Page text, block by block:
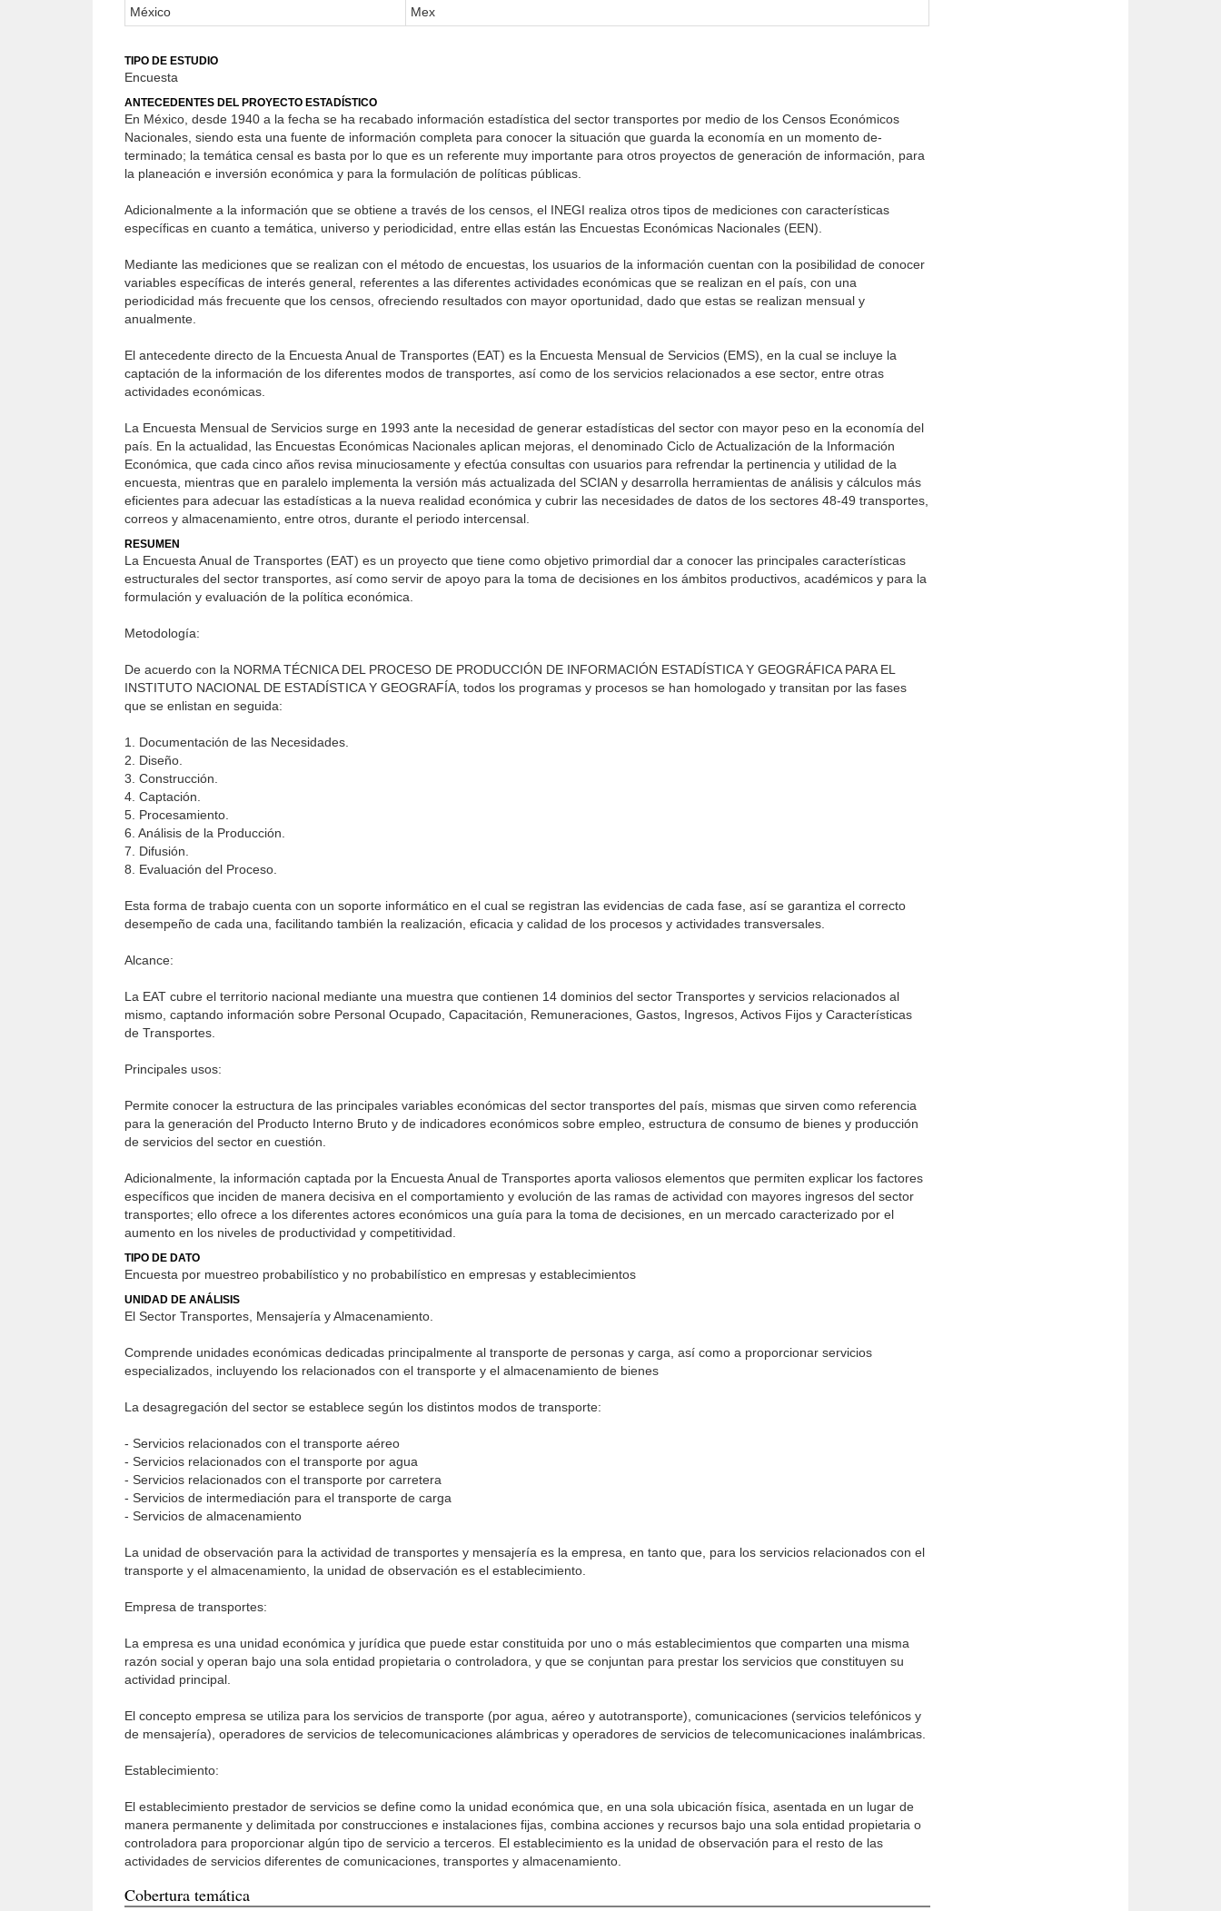
México
Mex
TIPO DE ESTUDIO
Encuesta
ANTECEDENTES DEL PROYECTO ESTADÍSTICO
En México, desde 1940 a la fecha se ha recabado in­formación estadística del sector transportes por medio de los Censos Económicos
Nacionales, siendo esta una fuente de información completa para conocer la situación que guarda la economía en un momento de­
terminado; la temática censal es basta por lo que es un referente muy importante para otros proyectos de generación de información, para
la planeación e in­versión económica y para la formulación de políticas públicas.
Adicionalmente a la información que se obtiene a través de los censos, el INEGI realiza otros tipos de mediciones con características
específicas en cuanto a temática, universo y periodicidad, entre ellas están las Encuestas Económicas Nacionales (EEN).
Mediante las mediciones que se realizan con el método de encuestas, los usuarios de la información cuentan con la posibilidad de conocer
variables espe­cíficas de interés general, referentes a las diferentes actividades económicas que se realizan en el país, con una
periodicidad más frecuente que los censos, ofre­ciendo resultados con mayor oportunidad, dado que estas se realizan mensual y
anualmente.
El antecedente directo de la Encuesta Anual de Transportes (EAT) es la Encuesta Mensual de Servi­cios (EMS), en la cual se incluye la
captación de la in­formación de los diferentes modos de transportes, así como de los servicios relacionados a ese sector, entre otras
actividades económicas.
La Encuesta Mensual de Servicios surge en 1993 ante la necesidad de generar estadísticas del sector con mayor peso en la economía del
país. En la actua­lidad, las Encuestas Económicas Nacionales aplican mejoras, el denominado Ciclo de Actualización de la Información
Económica, que cada cinco años revi­sa minuciosamente y efectúa consultas con usuarios para refrendar la pertinencia y utilidad de la
encuesta, mientras que en paralelo implementa la versión más actualizada del SCIAN y desarrolla herramientas de análisis y cálculos más
eficientes para adecuar las es­tadísticas a la nueva realidad económica y cubrir las necesidades de datos de los sectores 48-49 transportes,
correos y almacenamiento, entre otros, durante el periodo intercensal.
RESUMEN
La Encuesta Anual de Transportes (EAT) es un proyecto que tiene como objetivo primordial dar a conocer las principales características
estructurales del sector transportes, así como servir de apoyo para la toma de decisiones en los ámbitos productivos, académicos y para la
formulación y evaluación de la política económica.
Metodología:
De acuerdo con la NORMA TÉCNICA DEL PROCESO DE PRODUCCIÓN DE INFORMACIÓN ESTADÍSTICA Y GEOGRÁFICA PARA EL
INSTITUTO NACIONAL DE ESTADÍSTICA Y GEOGRAFÍA, todos los programas y procesos se han homologado y transitan por las fases
que se enlistan en seguida:
1. Documentación de las Necesidades.
2. Diseño.
3. Construcción.
4. Captación.
5. Procesamiento.
6. Análisis de la Producción.
7. Difusión.
8. Evaluación del Proceso.
Esta forma de trabajo cuenta con un soporte informático en el cual se registran las evidencias de cada fase, así se garantiza el correcto
desempeño de cada una, facilitando también la realización, eficacia y calidad de los procesos y actividades transversales.
Alcance:
La EAT cubre el territorio nacional mediante una muestra que contienen 14 dominios del sector Transportes y servicios relacionados al
mismo, captando información sobre Personal Ocupado, Capacitación, Remuneraciones, Gastos, Ingresos, Activos Fijos y Características
de Transportes.
Principales usos:
Permite conocer la estructura de las principales variables económicas del sector transportes del país, mismas que sirven como referencia
para la generación del Producto Interno Bruto y de indicadores económicos sobre empleo, estructura de consumo de bienes y producción
de servicios del sector en cuestión.
Adicionalmente, la información captada por la Encuesta Anual de Transportes aporta valiosos elementos que permiten explicar los factores
específicos que inciden de manera decisiva en el comportamiento y evolución de las ramas de actividad con mayores ingresos del sector
transportes; ello ofrece a los diferentes actores económicos una guía para la toma de decisiones, en un mercado caracterizado por el
aumento en los niveles de productividad y competitividad.
TIPO DE DATO
Encuesta por muestreo probabilístico y no probabilístico en empresas y establecimientos
UNIDAD DE ANÁLISIS
El Sector Transportes, Mensajería y Almacenamiento.
Comprende unidades económicas dedicadas principalmente al transporte de personas y carga, así como a proporcionar servicios
especializados, incluyendo los relacionados con el transporte y el almacenamiento de bienes
La desagregación del sector se establece según los distintos modos de transporte:
- Servicios relacionados con el transporte aéreo
- Servicios relacionados con el transporte por agua
- Servicios relacionados con el transporte por carretera
- Servicios de intermediación para el trans­porte de carga
- Servicios de almacenamiento
La unidad de observación para la actividad de transportes y mensajería es la empresa, en tanto que, para los servicios relacionados con el
transporte y el almacenamiento, la unidad de observación es el establecimiento.
Empresa de transportes:
La empresa es una unidad económica y jurídica que puede estar constituida por uno o más establecimien­tos que comparten una misma
razón social y operan bajo una sola entidad propietaria o controladora, y que se conjuntan para prestar los servicios que constituyen su
actividad principal.
El concepto empresa se utiliza para los servicios de transporte (por agua, aéreo y autotransporte), comu­nicaciones (servicios telefónicos y
de mensajería), operadores de servicios de telecomunicaciones alám­bricas y operadores de servicios de telecomunicacio­nes inalámbricas.
Establecimiento:
El establecimiento prestador de servicios se define como la unidad económica que, en una sola ubicación física, asentada en un lugar de
manera permanente y delimitada por construcciones e instalaciones fijas, combina acciones y recursos bajo una sola entidad propietaria o
controladora para proporcionar algún tipo de servicio a terceros. El establecimiento es la unidad de observación para el resto de las
actividades de ser­vicios diferentes de comunicaciones, transportes y al­macenamiento.
Cobertura temática